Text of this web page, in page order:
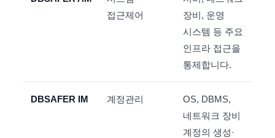
접근제어
장비, 운영
시스템 등 주요
인프라 접근을
통제합니다.
DBSAFER IM 계정관리
OS, DBMS,
네트워크 장비
계정의 생성·